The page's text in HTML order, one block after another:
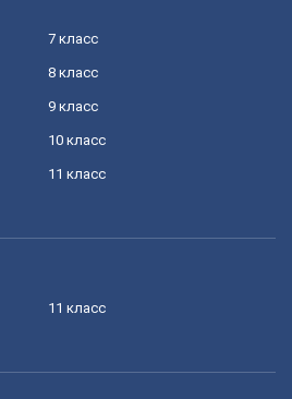
7 класс
8 класс
9 класс
10 класс
11 класс
11 класс